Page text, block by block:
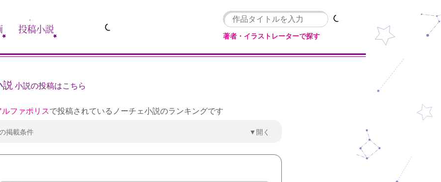
投稿小説
著者・イラストレーターで探す
小説の投稿はこちら
ルファポリスで投稿されているノーチェ小説のランキングです
掲載条件 ▼開く